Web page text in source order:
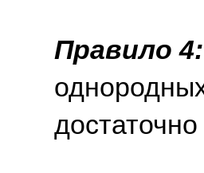
Правило 4: